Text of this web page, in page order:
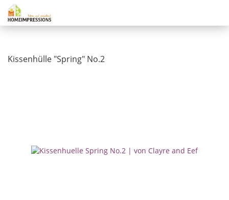
Kissenhülle "Spring" No.2